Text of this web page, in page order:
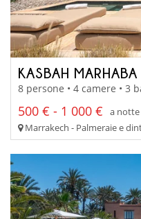
KASBAH MARHABA
8 persone • 4 camere • 3
500 € - 1 000 €
a notte
Marrakech - Palmeraie e